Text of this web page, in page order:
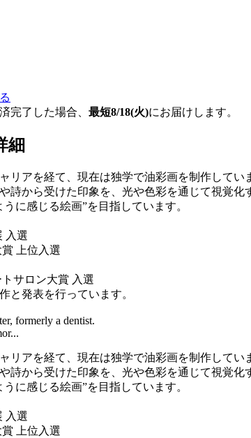
完了した場合、 最短8/18(火)にお届けします。
細
リアを経て、現在は独学で油彩画を制作してい
詩から受けた印象を、光や色彩を通じて視覚化
に感じる絵画”を目指しています。
入選
上位入選
トサロン大賞 入選
と発表を行っています。
formerly a dentist.
リアを経て、現在は独学で油彩画を制作してい
詩から受けた印象を、光や色彩を通じて視覚化
に感じる絵画”を目指しています。
入選
上位入選